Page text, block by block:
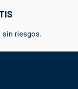
sin riesgos.